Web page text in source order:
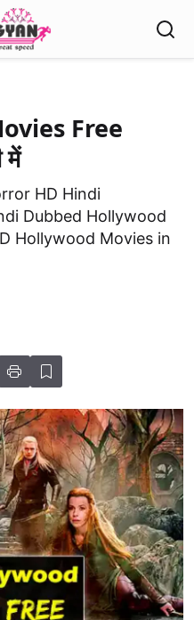
Free
में
HD Hindi
Dubbed Hollywood
Hollywood Movies in